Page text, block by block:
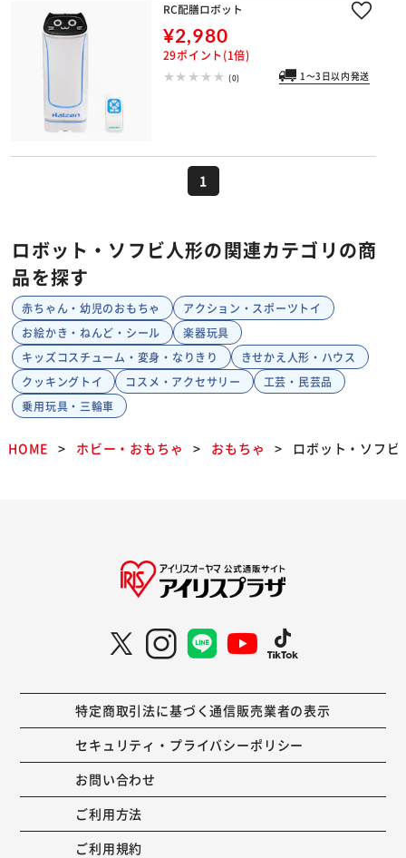
RC配膳ロボット
¥2,980
29ポイント(1倍)
(0) 1～3日以内発送
1
ロボット・ソフビ人形の関連カテゴリの商
品を探す
赤ちゃん・幼児のおもちゃ
アクション・スポーツトイ
お絵かき・ねんど・シール
楽器玩具
キッズコスチューム・変身・なりきり
きせかえ人形・ハウス
クッキングトイ
コスメ・アクセサリー
工芸・民芸品
乗用玩具・三輪車
HOME ホビー・おもちゃ おもちゃ ロボット・ソフビ
特定商取引法に基づく通信販売業者の表示
セキュリティ・プライバシーポリシー
お問い合わせ
ご利用方法
ご利用規約